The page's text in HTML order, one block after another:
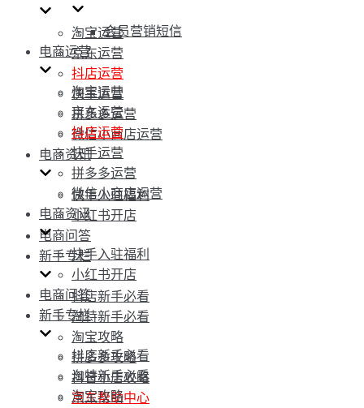
淘宝运营
京东运营
抖店运营
快手运营
拼多多运营
微信小商店运营
电商资讯
快手入驻福利
小红书开店
电商问答
新手专栏
抖店新手必看
淘特新手必看
淘宝攻略
拼多多攻略
抖音小店攻略
京东帮助中心
会员营销短信
电商运营
淘宝运营
京东运营
抖店运营
快手运营
拼多多运营
微信小商店运营
电商资讯
快手入驻福利
小红书开店
电商问答
新手专栏
抖店新手必看
淘特新手必看
淘宝攻略